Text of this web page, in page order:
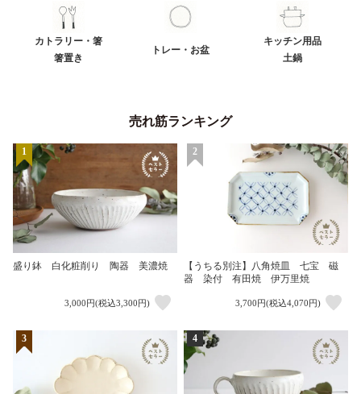
カトラリー・箸
箸置き
トレー・お盆
キッチン用品
土鍋
売れ筋ランキング
1
盛り鉢 白化粧削り 陶器 美濃焼
3,000円(税込3,300円)
2
【うちる別注】八角焼皿 七宝 磁
器 染付 有田焼 伊万里焼
3,700円(税込4,070円)
3 4